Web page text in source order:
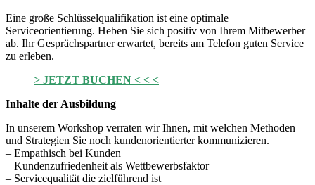
Eine große Schlüsselqualifikation ist eine optimale
Serviceorientierung. Heben Sie sich positiv von Ihrem Mitbewerber
ab. Ihr Gesprächspartner erwartet, bereits am Telefon guten Service
zu erleben.
> JETZT BUCHEN < < <
Inhalte der Ausbildung
In unserem Workshop verraten wir Ihnen, mit welchen Methoden
und Strategien Sie noch kundenorientierter kommunizieren.
– Empathisch bei Kunden
– Kundenzufriedenheit als Wettbewerbsfaktor
– Servicequalität die zielführend ist